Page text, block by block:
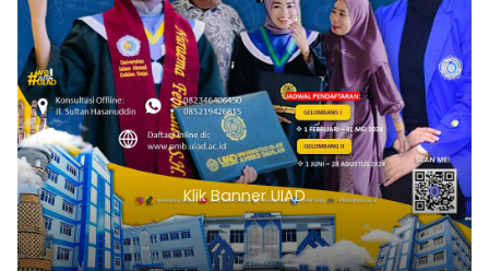
Klik Banner UIAD